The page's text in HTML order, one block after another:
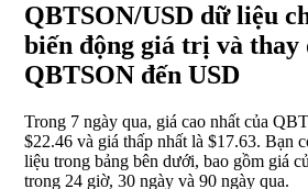
QBTSON/USD dữ liệu
biến động giá trị và thay
QBTSON đến USD
Trong 7 ngày qua, giá cao nhất của
$22.46 và giá thấp nhất là $17.63. Bạn
liệu trong bảng bên dưới, bao gồm giá
trong 24 giờ, 30 ngày và 90 ngày qua.